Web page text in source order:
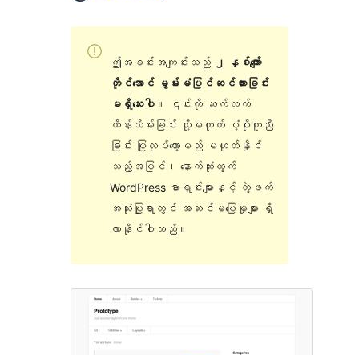
ဤအခင်းအကျင်းသည်
၂ နှစ်ကျော်
တိုင်အောင် မွမ်းမံပြင်ဆင်ထားခြင်း
မရှိသေးပါ။ ၎င်းကို ဆက်လက်
ထိန်းသိမ်းခြင်း သို့မဟုတ် ပံ့ပိုးကူညီ
ခြင်း ပြုလုပ်တော့မည် မဟုတ်နိုင်
သည့်အပြင်၊ နောက်ဆုံးထွက်
WordPress ဗားရှင်းများနှင့် တွဲဖက်
အသုံးပြုရာတွင် အဆင်မပြေမှုများ ရှိ
လာနိုင်ပါသည်။